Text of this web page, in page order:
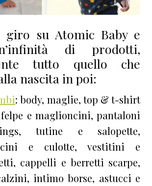
giro su Atomic Baby e
di prodotti,
tutto quello che
nascita in poi:
: body, maglie, top & t-shirt
e maglioncini, pantaloni
tutine e salopette,
e culotte, vestitini e
cappelli e berretti scarpe,
intimo borse, astucci e